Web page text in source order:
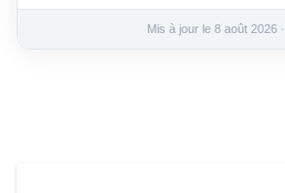
Mis à jour le 8 août 2026 ·